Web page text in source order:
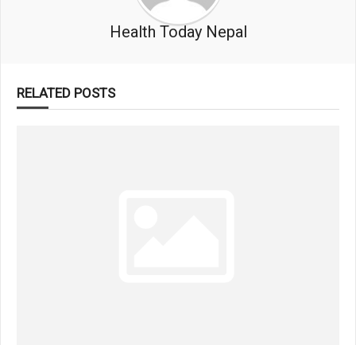
Health Today Nepal
RELATED POSTS